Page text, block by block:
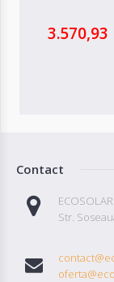
3.570,93
Contact
Str.